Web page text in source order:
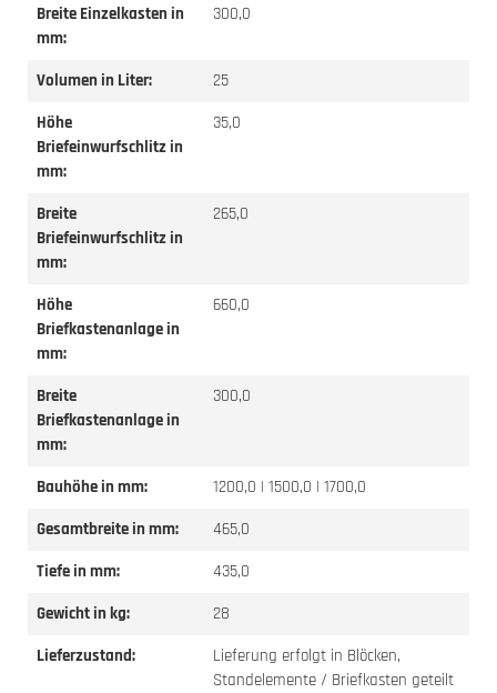
Breite Einzelkasten in
mm:
300,0
Volumen in Liter:
25
Höhe
Briefeinwurfschlitz in
mm:
35,0
Breite
Briefeinwurfschlitz in
mm:
265,0
Höhe
Briefkastenanlage in
mm:
660,0
Breite
Briefkastenanlage in
mm:
300,0
Bauhöhe in mm:
1200,0 | 1500,0 | 1700,0
Gesamtbreite in mm:
465,0
Tiefe in mm:
435,0
Gewicht in kg:
28
Lieferzustand:
Lieferung erfolgt in Blöcken,
Standelemente / Briefkasten geteilt